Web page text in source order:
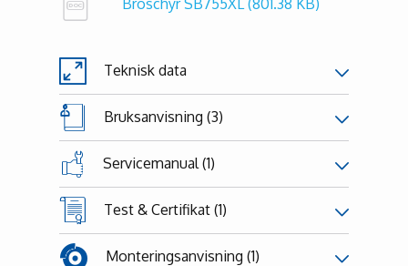
Broschyr SB755XL(801.38 KB)
Teknisk data
Bruksanvisning (3)
Servicemanual (1)
Test & Certifikat (1)
Monteringsanvisning (1)